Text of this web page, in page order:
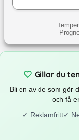
Gillar du
Bli en av de som gör
— och få
✓ Reklamfritt✓